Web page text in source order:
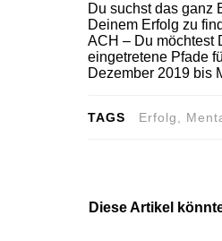
Du suchst das ganz
Deinem Erfolg zu
ACH – Du möchtest
eingetretene Pfade
Dezember 2019 bis
TAGS Erfolg,
Diese Artikel